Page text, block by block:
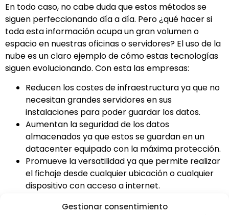
Gestionar consentimiento
En todo caso, no cabe duda que estos métodos se
siguen perfeccionando día a día. Pero ¿qué hacer si
toda esta información ocupa un gran volumen o
espacio en nuestras oficinas o servidores? El uso de la
nube es un claro ejemplo de cómo estas tecnologías
siguen evolucionando. Con esta las empresas:
Reducen los costes de infraestructura ya que no
necesitan grandes servidores en sus
instalaciones para poder guardar los datos.
Aumentan la seguridad de los datos
almacenados ya que estos se guardan en un
datacenter equipado con la máxima protección.
Promueve la versatilidad ya que permite realizar
el fichaje desde cualquier ubicación o cualquier
dispositivo con acceso a internet.
los datos desde cualquier ubicación.